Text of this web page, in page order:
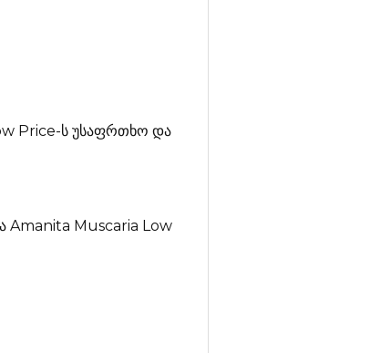
Price-ს უსაფრთხო და
Amanita Muscaria Low